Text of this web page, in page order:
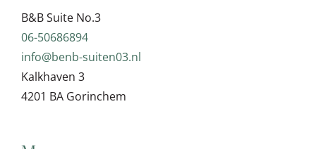
B&B Suite No.3
06-50686894
info@benb-suiten03.nl
Kalkhaven 3
4201 BA Gorinchem